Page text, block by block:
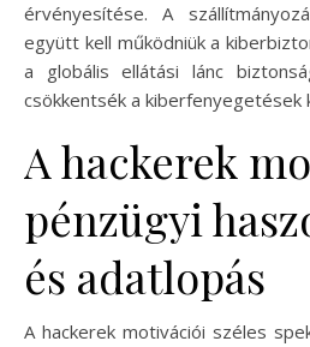
érvényesítése. A
együtt kell működniük a
a globális ellátási lánc
csökkentsék a kiberfenyegetések
A hackerek
pénzügyi
és adatlopás
A hackerek motivációi széles